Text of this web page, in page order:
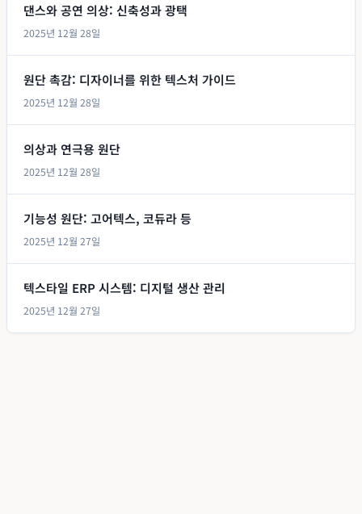
댄스와 공연 의상: 신축성과 광택
2025년 12월 28일
원단 촉감: 디자이너를 위한 텍스처 가이드
2025년 12월 28일
의상과 연극용 원단
2025년 12월 28일
기능성 원단: 고어텍스, 코듀라 등
2025년 12월 27일
텍스타일 ERP 시스템: 디지털 생산 관리
2025년 12월 27일